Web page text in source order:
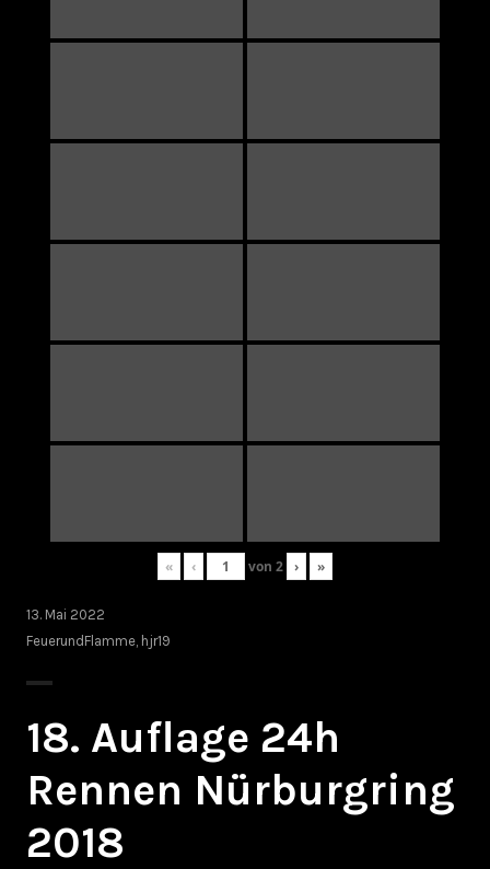
« ‹ von 2 › »
13. Mai 2022
FeuerundFlamme hjr19
18. Auflage 24h
Rennen Nürburgring
2018